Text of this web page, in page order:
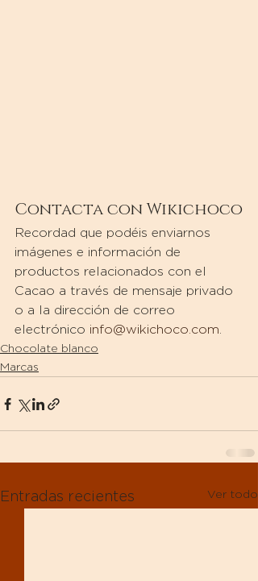
Contacta con Wikichoco
Recordad que podéis enviarnos
imágenes e información de
productos relacionados con el
Cacao a través de mensaje privado
o a la dirección de correo
electrónico info@wikichoco.com.
Chocolate blanco
Marcas
Entradas recientes Ver todo